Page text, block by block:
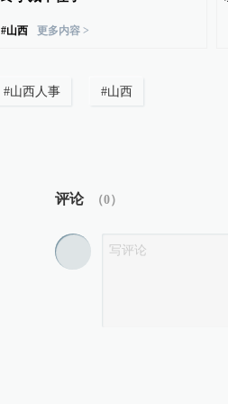
#山西 更多内容 >
#山西人事 #山西
评论 （0）